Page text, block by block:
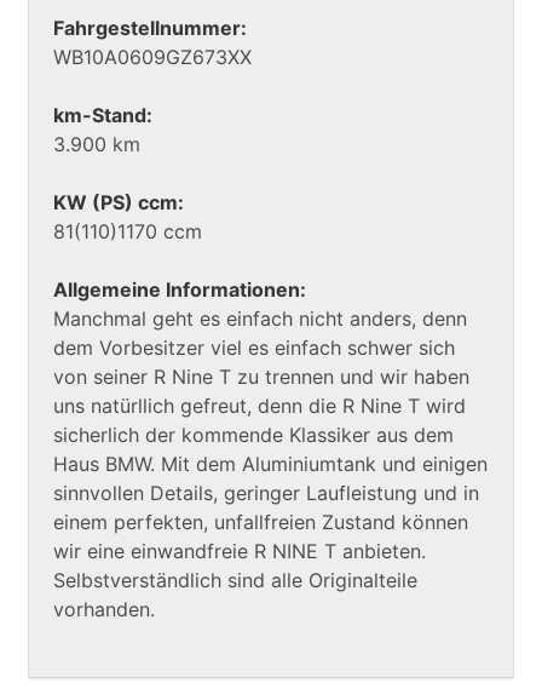
Fahrgestellnummer:
WB10A0609GZ673XX
km-Stand:
3.900 km
KW (PS) ccm:
81(110)1170 ccm
Allgemeine Informationen:
Manchmal geht es einfach nicht anders, denn
dem Vorbesitzer viel es einfach schwer sich
von seiner R Nine T zu trennen und wir haben
uns natürllich gefreut, denn die R Nine T wird
sicherlich der kommende Klassiker aus dem
Haus BMW. Mit dem Aluminiumtank und einigen
sinnvollen Details, geringer Laufleistung und in
einem perfekten, unfallfreien Zustand können
wir eine einwandfreie R NINE T anbieten.
Selbstverständlich sind alle Originalteile
vorhanden.